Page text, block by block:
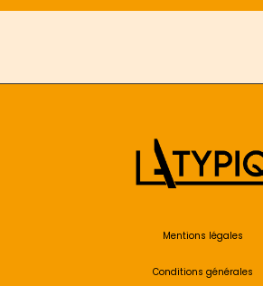
Mentions légales
Conditions générales